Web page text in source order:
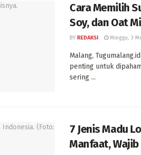
Cara Memilih
Soy, dan Oat
BY REDAKSI Minggu, 3
Malang,
penting untuk
sering ...
7 Jenis Madu
Manfaat, Wajib